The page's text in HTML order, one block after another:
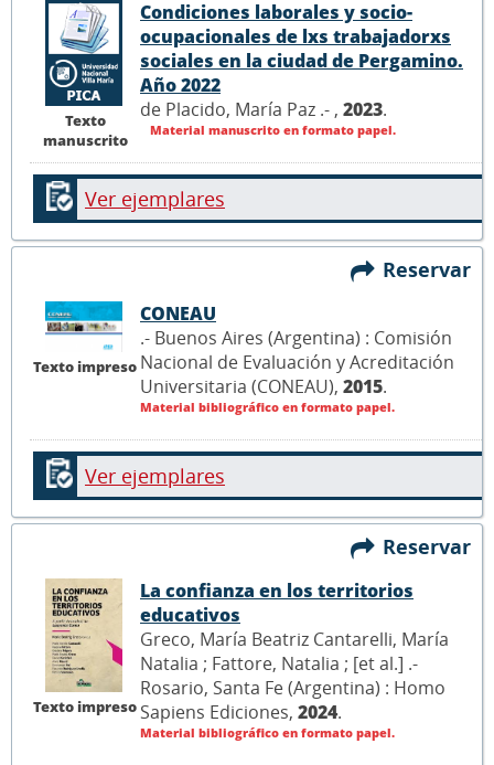
Texto
manuscrito
Condiciones laborales y socio-
ocupacionales de lxs trabajadorxs
sociales en la ciudad de Pergamino.
Año 2022
de Placido, María Paz .- , 2023.
Material manuscrito en formato papel.
Ver ejemplares
Reservar
Texto impreso
CONEAU
.- Buenos Aires (Argentina) : Comisión
Nacional de Evaluación y Acreditación
Universitaria (CONEAU), 2015.
Material bibliográfico en formato papel.
Ver ejemplares
Reservar
Texto impreso
La confianza en los territorios
educativos
Greco, María Beatriz Cantarelli, María
Natalia ; Fattore, Natalia ; [et al.] .-
Rosario, Santa Fe (Argentina) : Homo
Sapiens Ediciones, 2024.
Material bibliográfico en formato papel.